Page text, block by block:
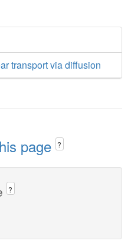
transport via diffusion
page ?
?